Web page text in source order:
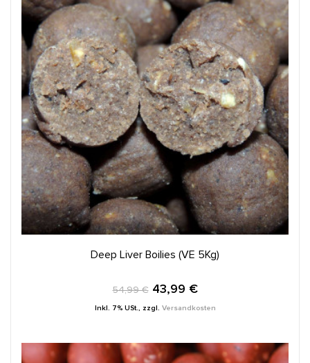
IN DEN WARENKORB
Deep Liver Boilies (VE 5Kg)
54,99 € 43,99 €
Inkl. 7% USt., zzgl. Versandkosten